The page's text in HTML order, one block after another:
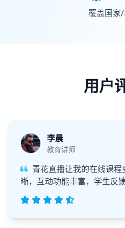
覆盖国家
用户
李晨
教育讲师
青花直播让我的在线课
晰，互动功能丰富，学生反馈